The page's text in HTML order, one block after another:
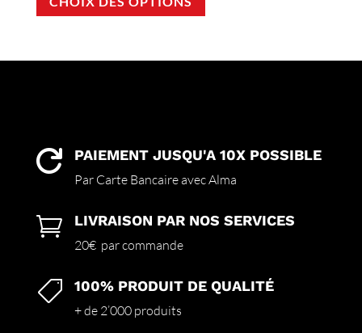
a
choisies
la
du
 PAIEMENT JUSQU'A 10X POSSIBLE
Par Carte Bancaire avec Alma
 LIVRAISON PAR NOS SERVICES
20€ par commande
 100% PRODUIT DE QUALITÉ
+ de 2’000 produits